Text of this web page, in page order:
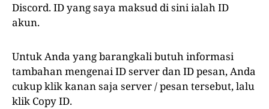
Discord. ID yang saya maksud di sini ialah ID
akun.
Untuk Anda yang barangkali butuh informasi
tambahan mengenai ID server dan ID pesan, Anda
cukup klik kanan saja server / pesan tersebut, lalu
klik Copy ID.